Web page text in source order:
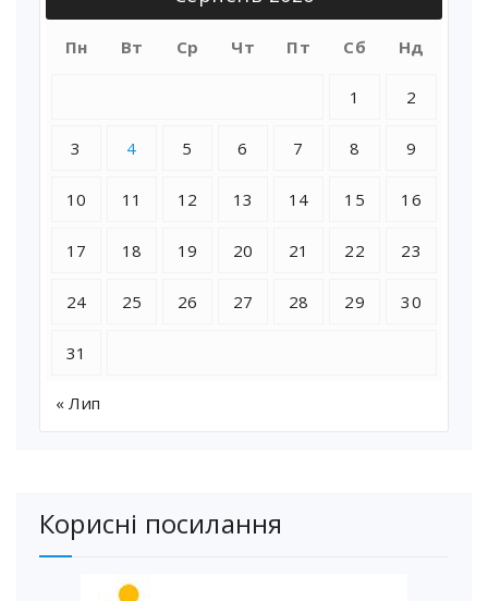
Пн Вт Ср Чт Пт Сб Нд
1 2
3 4 5 6 7 8 9
10 11 12 13 14 15 16
17 18 19 20 21 22 23
24 25 26 27 28 29 30
31
« Лип
Корисні посилання